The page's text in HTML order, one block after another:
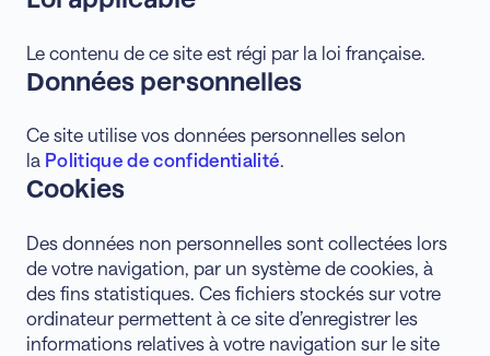
Le contenu de ce site est régi par la loi française.
Données personnelles
Ce site utilise vos données personnelles selon
la Politique de confidentialité.
Cookies
Des données non personnelles sont collectées lors
de votre navigation, par un système de cookies, à
des fins statistiques. Ces fichiers stockés sur votre
ordinateur permettent à ce site d’enregistrer les
informations relatives à votre navigation sur le site